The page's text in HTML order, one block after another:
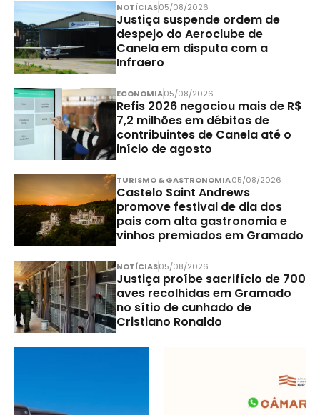
NOTÍCIAS05/08/2026
Justiça suspende ordem de
despejo do Aeroclube de
Canela em disputa com a
Infraero
ECONOMIA05/08/2026
Refis 2026 negociou mais de R$
7,2 milhões em débitos de
contribuintes de Canela até o
início de agosto
TURISMO & GASTRONOMIA05/08/2026
Castelo Saint Andrews
promove festival de dia dos
pais com alta gastronomia e
vinhos premiados em Gramado
NOTÍCIAS05/08/2026
Justiça proíbe sacrifício de 700
aves recolhidas em Gramado
no sítio de cunhado de
Cristiano Ronaldo